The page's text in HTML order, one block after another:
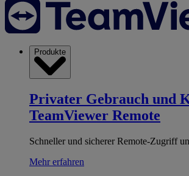
Produkte
Privater Gebrauch und
TeamViewer Remote
Schneller und sicherer Remote-Zugriff
Mehr erfahren